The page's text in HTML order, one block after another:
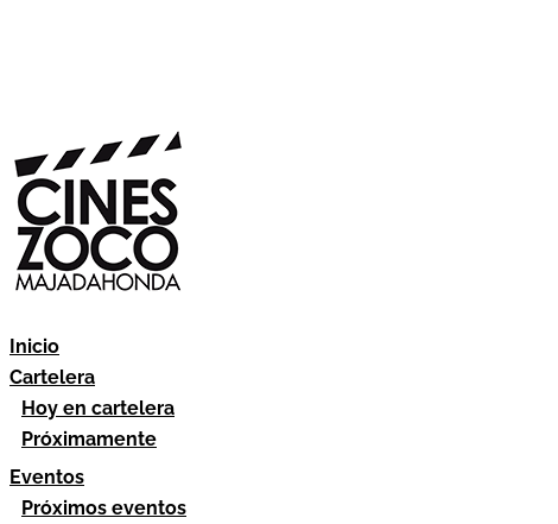
Inicio
Cartelera
Hoy en cartelera
Próximamente
Eventos
Próximos eventos